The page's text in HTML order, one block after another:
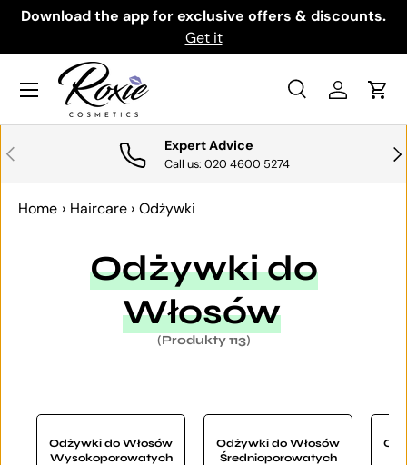
Download the app for exclusive offers & discounts.
Get it
Szukaj
SzukajZaloguj sie
Menu
POPRZEDNI Expert Advice
Call us: 020 4600 5274
Home › Haircare › Odżywki
Odżywki do
Włosów
(Produkty 113)
Odżywki do Włosów
Wysokoporowatych
Odżywki do Włosów
Średnioporowatych